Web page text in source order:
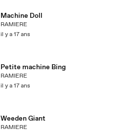
Machine Doll
RAMIERE
il y a 17 ans
Petite machine Bing
RAMIERE
il y a 17 ans
Weeden Giant
RAMIERE